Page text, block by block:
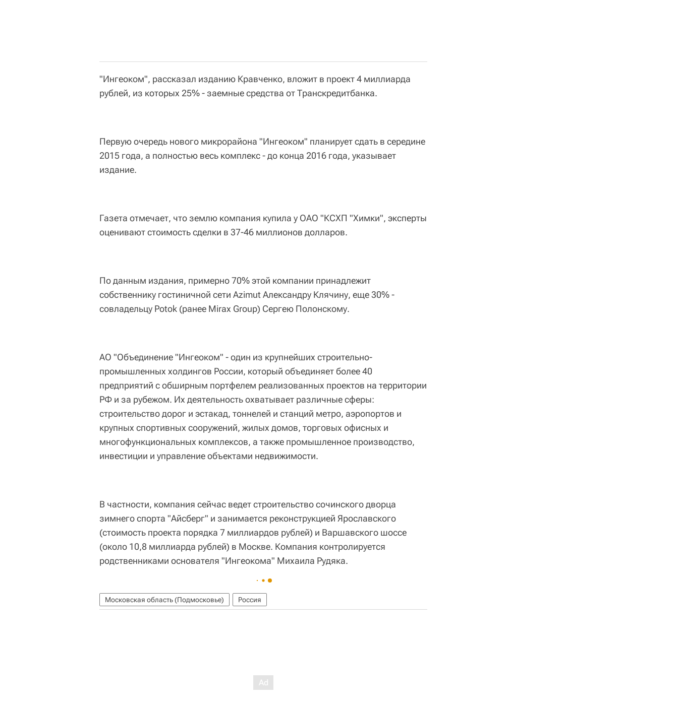
"Ингеоком", рассказал изданию Кравченко, вложит в проект 4 миллиарда
рублей, из которых 25% - заемные средства от Транскредитбанка.
Первую очередь нового микрорайона "Ингеоком" планирует сдать в середине
2015 года, а полностью весь комплекс - до конца 2016 года, указывает
издание.
Газета отмечает, что землю компания купила у ОАО "КСХП "Химки", эксперты
оценивают стоимость сделки в 37-46 миллионов долларов.
По данным издания, примерно 70% этой компании принадлежит
собственнику гостиничной сети Azimut Александру Клячину, еще 30% -
совладельцу Potok (ранее Mirax Group) Сергею Полонскому.
АО "Объединение "Ингеоком" - один из крупнейших строительно-
промышленных холдингов России, который объединяет более 40
предприятий с обширным портфелем реализованных проектов на территории
РФ и за рубежом. Их деятельность охватывает различные сферы:
строительство дорог и эстакад, тоннелей и станций метро, аэропортов и
крупных спортивных сооружений, жилых домов, торговых офисных и
многофункциональных комплексов, а также промышленное производство,
инвестиции и управление объектами недвижимости.
В частности, компания сейчас ведет строительство сочинского дворца
зимнего спорта "Айсберг" и занимается реконструкцией Ярославского
(стоимость проекта порядка 7 миллиардов рублей) и Варшавского шоссе
(около 10,8 миллиарда рублей) в Москве. Компания контролируется
родственниками основателя "Ингеокома" Михаила Рудяка.
Московская область (Подмосковье) Россия